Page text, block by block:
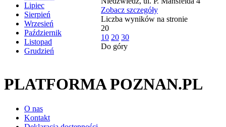
Lipiec
Sierpień
Wrzesień
Październik
Listopad
Grudzień
Zobacz szczegóły
Liczba wyników na stronie
20
10 20 30
Do góry
PLATFORMA POZNAN.PL
O nas
Kontakt